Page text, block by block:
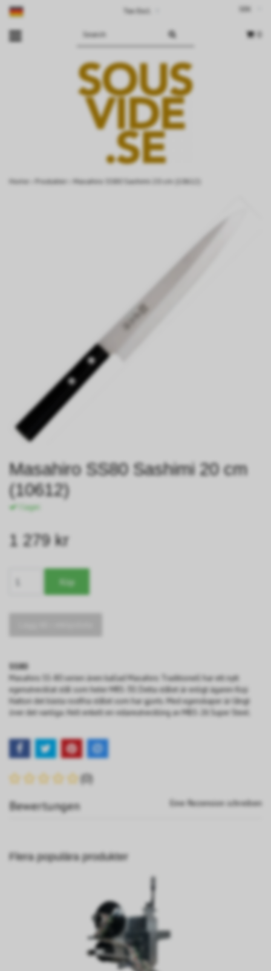
Tax Excl. SEK
0
Home Produkter Masahiro SS80 Sashimi 20 cm (10612)
Masahiro SS80 Sashimi 20 cm
(10612)
I lager.
1 279 kr
SS80
Masahiro SS-80 serien även kallad Masahiro Traditionell har ett nytt
egenutvecklat stål som heter MRS-30. Detta stålet är enligt ägaren Koji
Hattori det bästa rostfria stålet som har gjorts. Med egenskaper är långt
över det vanliga. Helt enkelt en vidareutveckling av MBS-26 Super Steel.
(0)
Bewertungen Eine Rezension schreiben
Flera populära produkter